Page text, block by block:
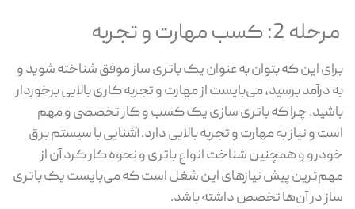
مرحله 2: کسب مهارت و تجربه
برای این که بتوان به عنوان یک باتری ساز موفق شناخته شوید و
به درآمد برسید، می‌بایست از مهارت و تجربه کاری بالایی برخوردار
باشید. چرا که باتری سازی یک کسب و کار تخصصی و مهم
است و نیاز به مهارت و تجربه بالایی دارد. آشنایی با سیستم برق
خودرو و همچنین شناخت انواع باتری و نحوه کار کرد آن از
مهم‌ترین پیش نیازهای این شغل است که می‌بایست یک باتری
ساز در آن‌ها تخصص داشته باشد.